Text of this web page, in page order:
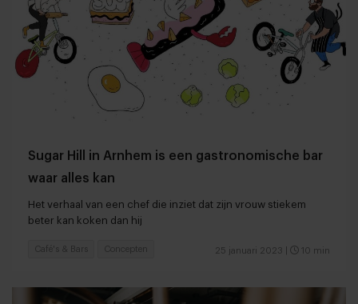
Sugar Hill in Arnhem is een gastronomische bar
waar alles kan
Het verhaal van een chef die inziet dat zijn vrouw stiekem
beter kan koken dan hij
25 januari 2023 10 min
Café's & Bars Concepten